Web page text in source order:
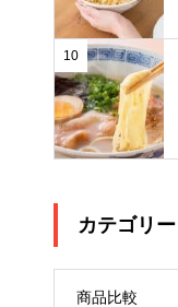
10
カテゴリー
商品比較